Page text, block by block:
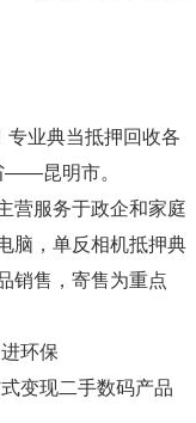
专业典当抵押回收各
——昆明市。
营服务于政企和家庭
脑，单反相机抵押典
销售，寄售为重点
环保
变现二手数码产品